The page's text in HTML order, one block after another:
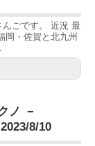
んごです。 近況 最
岡・佐賀と北九州
ノ －
8/10